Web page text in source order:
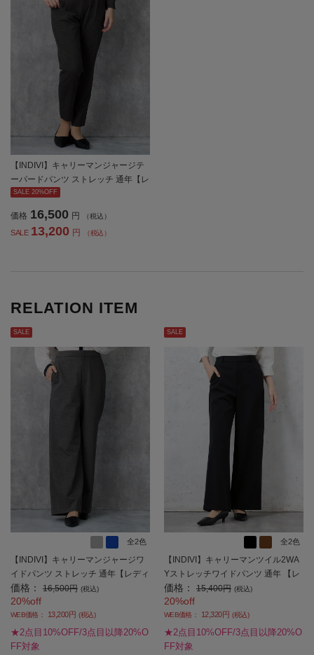
【INDIVI】キャリーマンジャージテ
ーパードパンツ ストレッチ 通年【レ
ディース】
SALE 20%OFF
価格 16,500 円 （税込）
SALE 13,200 円 （税込）
RELATION ITEM
SALE
全2色
【INDIVI】キャリーマンジャージワ
イドパンツ ストレッチ 通年【レディ
ース】
価格： 16,500円 (税込)
20%off
WEB価格： 13,200円 (税込)
★2点目10%OFF/3点目以降20%O
FF対象
SALE
全2色
【INDIVI】キャリーマンツイル2WA
Yストレッチワイドパンツ 通年 【レ
ディース】
価格： 15,400円 (税込)
20%off
WEB価格： 12,320円 (税込)
★2点目10%OFF/3点目以降20%O
FF対象